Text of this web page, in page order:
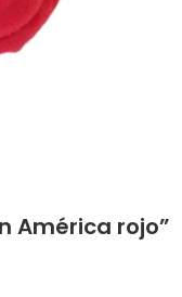
América rojo”